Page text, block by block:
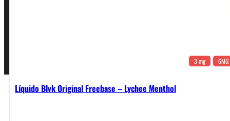
3 mg 6MG
Líquido Blvk Original Freebase – Lychee Menthol